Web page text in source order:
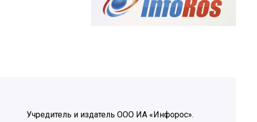
Учредитель и издатель ООО ИА «Инфорос».